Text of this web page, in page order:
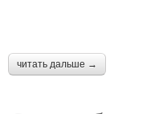
читать дальше →